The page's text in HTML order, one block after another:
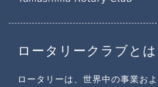
ロータリークラブとは
ロータリーは、世界中の事業お